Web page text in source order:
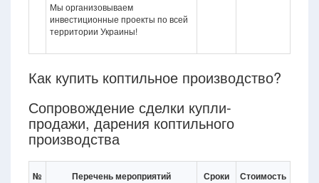
Мы организовываем
инвестиционные проекты по всей
территории Украины!
Как купить коптильное производство?
Сопровождение сделки купли-
продажи, дарения коптильного
производства
№ Перечень мероприятий Сроки Стоимость